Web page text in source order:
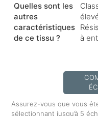
Quelles sont les
autres
caractéristiques
de ce tissu ?
à
Assurez-vous que vous
sélectionnant jusqu’à 5